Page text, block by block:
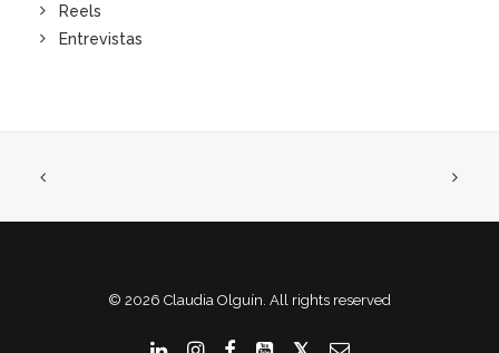
Reels
Entrevistas
© 2026 Claudia Olguín. All rights reserved